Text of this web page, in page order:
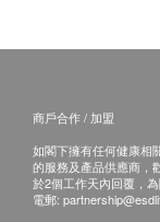
商戶合作 / 加盟
如閣下擁有任何健康相
的服務及產品供應商，
於2個工作天內回覆，
電郵: